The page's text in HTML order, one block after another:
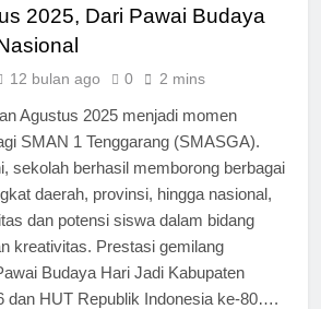
2025, Dari Pawai Budaya
12 bulan ago 0 2 mins
Agustus 2025 menjadi momen
SMAN 1 Tenggarang (SMASGA).
sekolah berhasil memborong berbagai
daerah, provinsi, hingga nasional,
dan potensi siswa dalam bidang
kreativitas. Prestasi gemilang
Budaya Hari Jadi Kabupaten
dan HUT Republik Indonesia ke-80….